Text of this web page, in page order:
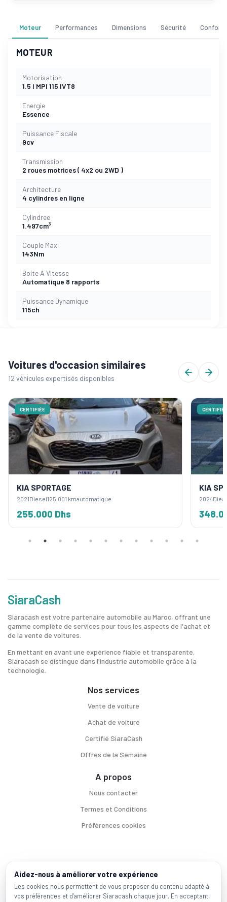
Moteur Performances Dimensions Sécurité Confort
MOTEUR
Motorisation
1.5 l MPI 115 IVT8
Energie
Essence
Puissance Fiscale
9cv
Transmission
2 roues motrices ( 4x2 ou 2WD )
Architecture
4 cylindres en ligne
Cylindree
1.497cm³
Couple Maxi
143Nm
Boite A Vitesse
Automatique 8 rapports
Puissance Dynamique
115ch
Voitures d'occasion similaires
12 véhicules expertisés disponibles
CERTIFIÉE
KIA SPORTAGE
2021Diesel125.001 kmautomatique
255.000 Dhs
CERTIFIÉE
KIA
2024
SiaraCash
Siaracash est votre partenaire automobile au Maroc, offrant une
gamme complète de services pour tous les aspects de l'achat et
de la vente de voitures.
En mettant en avant une expérience fiable et transparente,
Siaracash se distingue dans l'industrie automobile grâce à la
technologie.
Nos services
Vente de voiture
Achat de voiture
Certifié SiaraCash
Offres de la Semaine
A propos
Nous contacter
Termes et Conditions
Préférences cookies
Voitures par ville
Casablanca | | Mohammadia |Salé | |
Marques populaires
Aidez-nous à améliorer votre expérience
Les cookies nous permettent de vous proposer du contenu adapté à
vos préférences et d'améliorer Siaracash chaque jour. En acceptant,